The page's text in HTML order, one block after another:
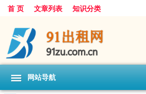
首 页 文章列表 知识分类
网站导航